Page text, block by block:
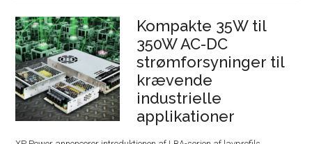
Kompakte 35W til
350W AC-DC
strømforsyninger til
krævende
industrielle
applikationer